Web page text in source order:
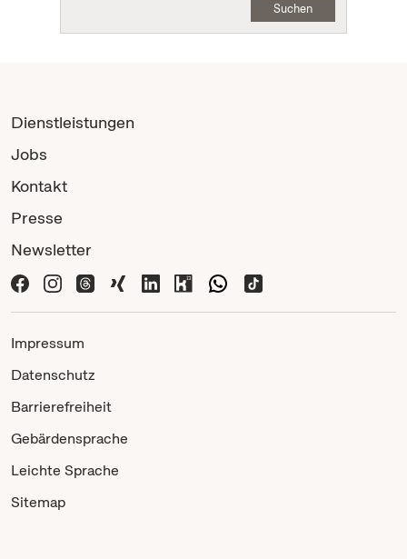
Suchen
Dienstleistungen
Jobs
Kontakt
Presse
Newsletter
Impressum
Datenschutz
Barrierefreiheit
Gebärdensprache
Leichte Sprache
Sitemap